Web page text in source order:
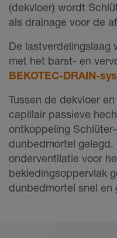
(dekvloer) wordt
als drainage voor de
De lastverdelingslaag
met het barst- en
BEKOTEC-DRAIN-
Tussen de dekvloer
capillair passieve
ontkoppeling Schlüter-
dunbedmortel
onderventilatie voor
bekledingsoppervlak
dunbedmortel snel